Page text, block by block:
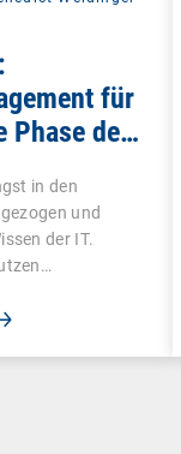
für
Phase der
in den
und
der IT.